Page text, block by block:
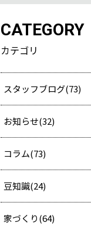
CATEGORY
カテゴリ
スタッフブログ(73)
お知らせ(32)
コラム(73)
豆知識(24)
家づくり(64)